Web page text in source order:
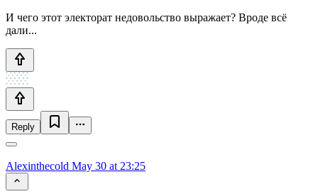
И чего этот электорат недовольство выражает? Вроде всё
дали...
Reply
Alexinthecold May 30 at 23:25